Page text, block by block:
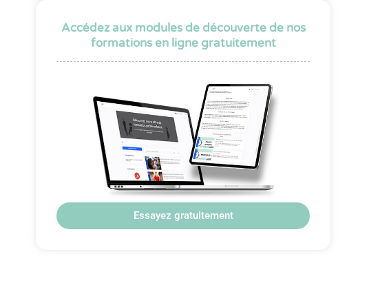
Accédez aux modules de découverte de nos
formations en ligne gratuitement
Essayez gratuitement